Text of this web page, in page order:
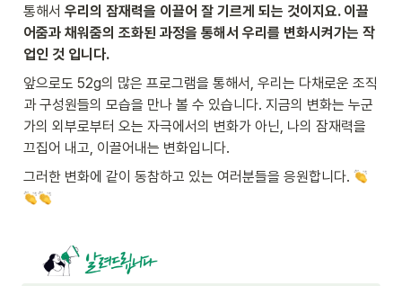
통해서 우리의 잠재력을 이끌어 잘 기르게 되는 것이지요. 이끌
어줌과 채워줌의 조화된 과정을 통해서 우리를 변화시켜가는 작
업인 것 입니다.
앞으로도 52g의 많은 프로그램을 통해서, 우리는 다채로운 조직
과 구성원들의 모습을 만나 볼 수 있습니다. 지금의 변화는 누군
가의 외부로부터 오는 자극에서의 변화가 아닌, 나의 잠재력을
끄집어 내고, 이끌어내는 변화입니다.
그러한 변화에 같이 동참하고 있는 여러분들을 응원합니다.